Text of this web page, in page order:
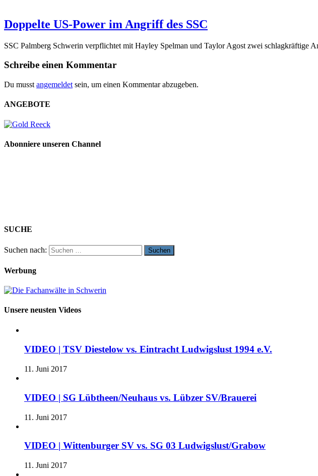
Doppelte US-Power im Angriff des SSC
SSC Palmberg Schwerin verpflichtet mit Hayley Spelman und Taylor Agost zwei schlagkräftige
Schreibe einen Kommentar
Du musst angemeldet sein, um einen Kommentar abzugeben.
ANGEBOTE
Abonniere unseren Channel
SUCHE
Suchen nach:
Werbung
Unsere neusten Videos
VIDEO | TSV Diestelow vs. Eintracht Ludwigslust 1994 e.V.
11. Juni 2017
VIDEO | SG Lübtheen/Neuhaus vs. Lübzer SV/Brauerei
11. Juni 2017
VIDEO | Wittenburger SV vs. SG 03 Ludwigslust/Grabow
11. Juni 2017